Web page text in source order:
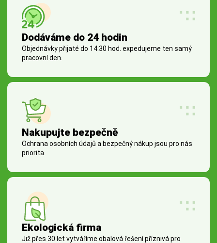
Dodáváme do 24 hodin
Objednávky přijaté do 14:30 hod. expedujeme ten samý
pracovní den.
Nakupujte bezpečně
Ochrana osobních údajů a bezpečný nákup jsou pro nás
priorita.
Ekologická firma
Již přes 30 let vytváříme obalová řešení příznivá pro